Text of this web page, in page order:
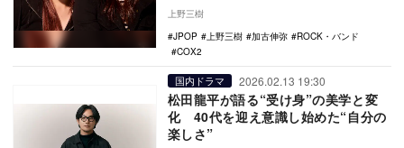
上野三樹
JPOP
上野三樹 加古伸弥
ROCK・バンド
COX2
国内ドラマ 2026.02.13 19:30
松田龍平が語る“受け身”の美学と変
化 40代を迎え意識し始めた“自分の
楽しさ”